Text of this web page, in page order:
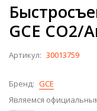
GCE CO2/
Артикул: 30013759
Бренд: GCE
Являемся